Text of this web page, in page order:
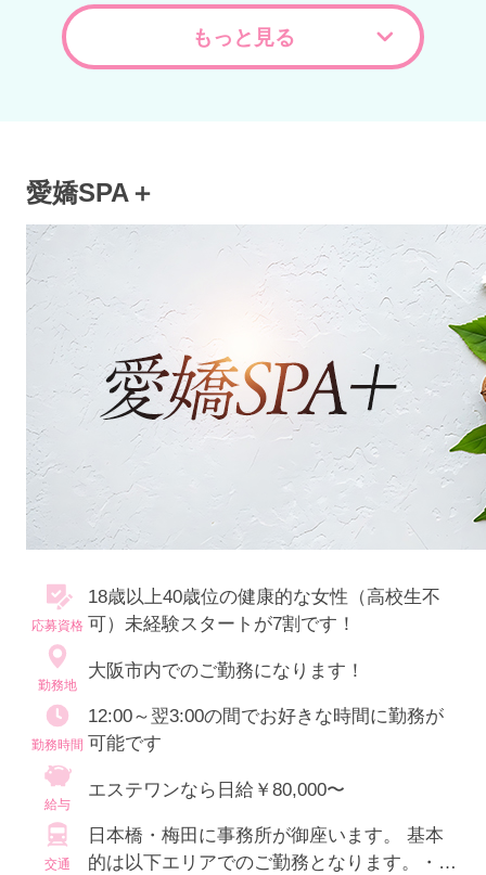
もっと見る
愛嬌SPA＋
応募資格
18歳以上40歳位の健康的な女性（高校生不
可）未経験スタートが7割です！
勤務地
大阪市内でのご勤務になります！
勤務時間
12:00～翌3:00の間でお好きな時間に勤務が
可能です
給与
エステワンなら日給￥80,000〜
交通
日本橋・梅田に事務所が御座います。 基本
的は以下エリアでのご勤務となります。・日